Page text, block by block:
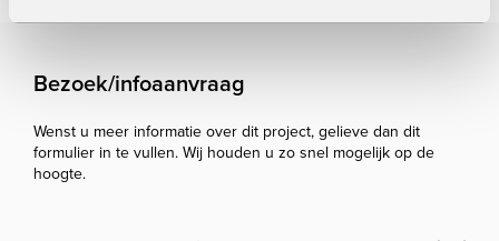
Bezoek/infoaanvraag
Wenst u meer informatie over dit project, gelieve dan dit
formulier in te vullen. Wij houden u zo snel mogelijk op de
hoogte.